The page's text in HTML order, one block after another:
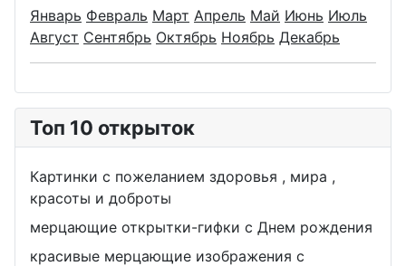
Январь Февраль Март Апрель Май Июнь Июль
Август Сентябрь Октябрь Ноябрь Декабрь
Топ 10 открыток
Картинки с пожеланием здоровья , мира ,
красоты и доброты
мерцающие открытки-гифки с Днем рождения
красивые мерцающие изображения с